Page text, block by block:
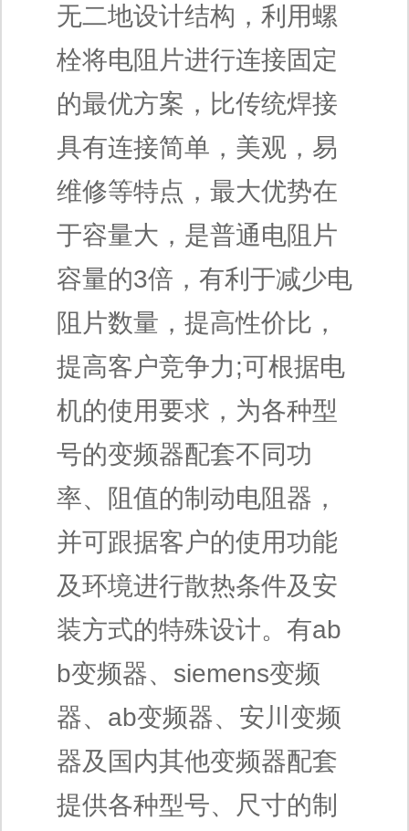
无二地设计结构，利用螺
栓将电阻片进行连接固定
的最优方案，比传统焊接
具有连接简单，美观，易
维修等特点，最大优势在
于容量大，是普通电阻片
容量的3倍，有利于减少电
阻片数量，提高性价比，
提高客户竞争力;可根据电
机的使用要求，为各种型
号的变频器配套不同功
率、阻值的制动电阻器，
并可跟据客户的使用功能
及环境进行散热条件及安
装方式的特殊设计。有ab
b变频器、siemens变频
器、ab变频器、安川变频
器及国内其他变频器配套
提供各种型号、尺寸的制